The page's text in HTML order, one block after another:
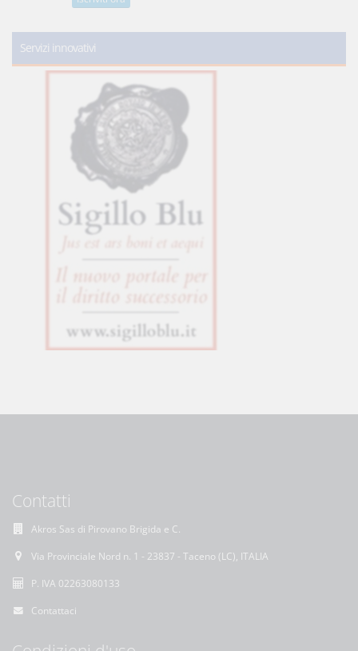
Servizi innovativi
Contatti
Akros Sas di Pirovano Brigida e C.
Via Provinciale Nord n. 1 - 23837 - Taceno (LC), ITALIA
P. IVA 02263080133
Contattaci